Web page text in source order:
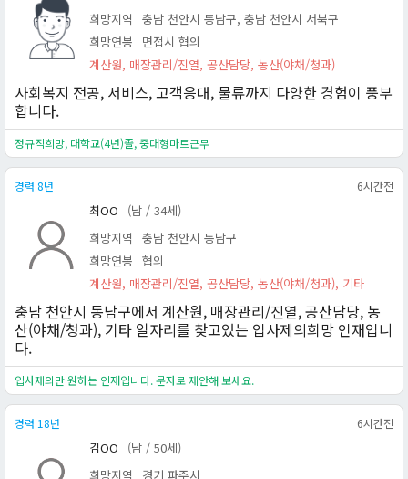
희망지역
충남 천안시 동남구, 충남 천안시 서북구
희망연봉
면접시 협의
계산원, 매장관리/진열, 공산담당, 농산(야채/청과)
사회복지 전공, 서비스, 고객응대, 물류까지 다양한 경험이 풍부
합니다.
정규직희망, 대학교(4년)졸, 중대형마트근무
경력 8년 6시간전
최OO
(남 / 34세)
희망지역
충남 천안시 동남구
희망연봉 협의
계산원, 매장관리/진열, 공산담당, 농산(야채/청과), 기타
충남 천안시 동남구에서 계산원, 매장관리/진열, 공산담당, 농
산(야채/청과), 기타 일자리를 찾고있는 입사제의희망 인재입니
다.
입사제의만 원하는 인재입니다. 문자로 제안해 보세요.
경력 18년 6시간전
김OO
(남 / 50세)
희망지역
경기 파주시